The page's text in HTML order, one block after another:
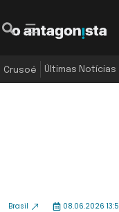
Crusoé Últimas Notícias
Brasil 08.06.2026